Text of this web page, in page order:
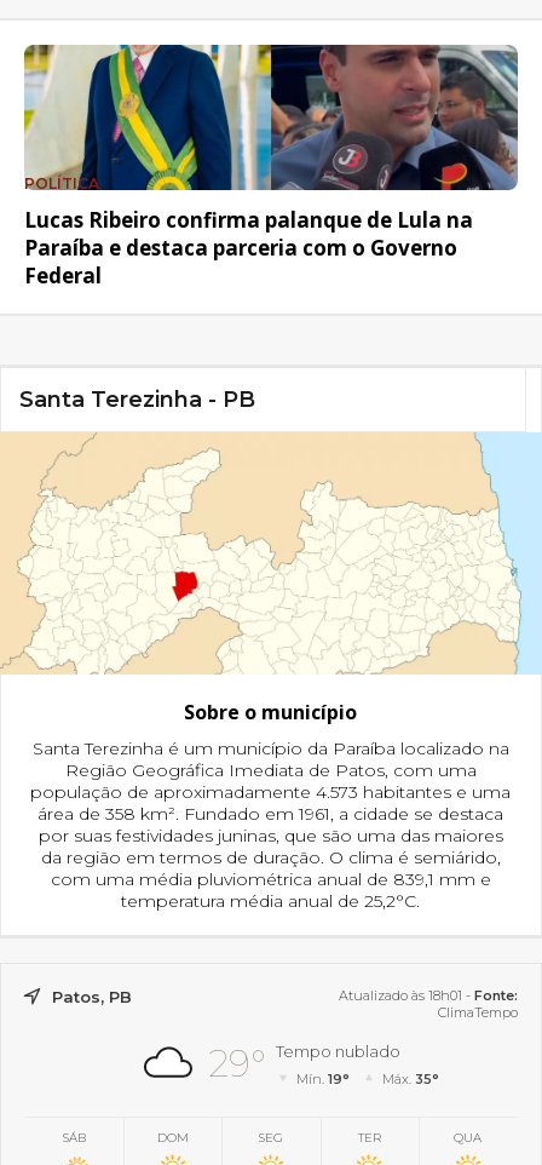
POLÍTICA
Lucas Ribeiro confirma palanque de Lula na
Paraíba e destaca parceria com o Governo
Federal
Santa Terezinha - PB
Sobre o município
Santa Terezinha é um município da Paraíba localizado na
Região Geográfica Imediata de Patos, com uma
população de aproximadamente 4.573 habitantes e uma
área de 358 km². Fundado em 1961, a cidade se destaca
por suas festividades juninas, que são uma das maiores
da região em termos de duração. O clima é semiárido,
com uma média pluviométrica anual de 839,1 mm e
temperatura média anual de 25,2°C.
Patos, PB Atualizado às 18h01 - Fonte:
ClimaTempo
29° Tempo nublado
Mín.19° Máx. 35°
SÁB DOM SEG TER QUA